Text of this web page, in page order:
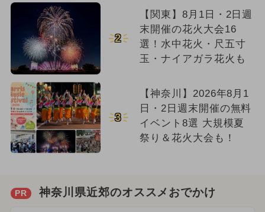
2
【関東】8月1日・2日週
末開催の花火大会16
選！水中花火・尺五寸
玉・ナイアガラ花火も
3
【神奈川】2026年8月1
日・2日週末開催の無料
イベント8選 大規模夏
祭り＆花火大会も！
PR 神奈川県近郊のオススメおでかけ